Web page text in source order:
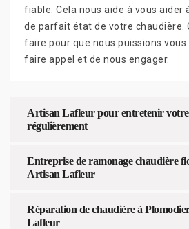
fiable. Cela nous aide à vous aider
de parfait état de votre chaudière.
faire pour que nous puissions vous
faire appel et de nous engager.
Artisan Lafleur pour entretenir
régulièrement
Entreprise de ramonage chaudière
Artisan Lafleur
Réparation de chaudière à
Lafleur